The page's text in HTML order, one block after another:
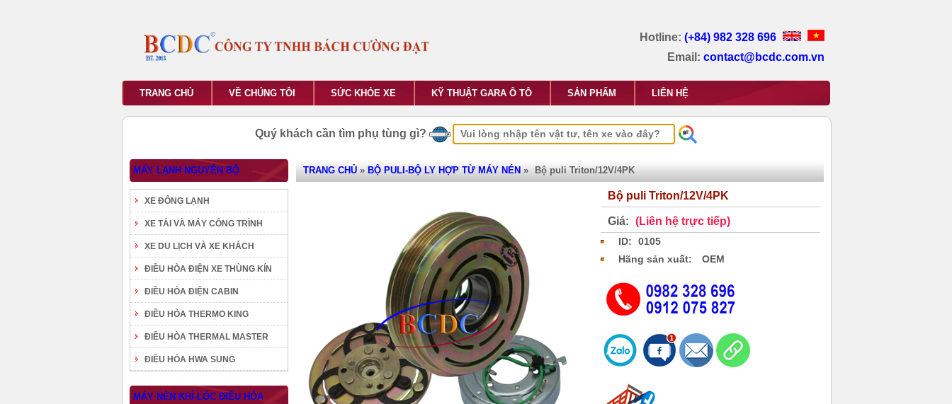
Hotline: (+84) 982 328 696
Email: contact@bcdc.com.vn
TRANG CHỦ VỀ CHÚNG TÔI SỨC KHỎE XE KỸ THUẬT GARA Ô TÔ SẢN PHẨM LIÊN HỆ
Quý khách cần tìm phụ tùng gì?
MÁY LẠNH NGUYÊN BỘ
XE ĐÔNG LẠNH
XE TẢI VÀ MÁY CÔNG TRÌNH
XE DU LỊCH VÀ XE KHÁCH
ĐIỀU HÒA ĐIỆN XE THÙNG KÍN
ĐIỀU HÒA ĐIỆN CABIN
ĐIỀU HÒA THERMO KING
ĐIỀU HÒA THERMAL MASTER
ĐIỀU HÒA HWA SUNG
MÁY NÉN KHÍ-LỐC ĐIỀU HÒA
TRANG CHỦ » BỘ PULI-BỘ LY HỢP TỪ MÁY NÉN » Bộ puli Triton/12V/4PK
Bộ puli Triton/12V/4PK
Giá: (Liên hệ trực tiếp)
ID:
0105
Hãng sản xuất:
OEM